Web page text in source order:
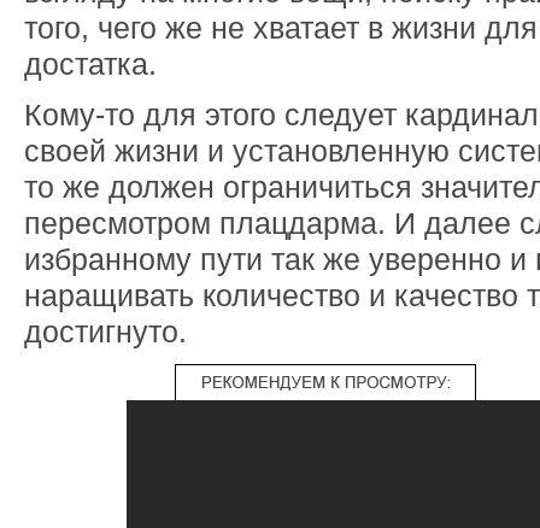
того, чего же не хватает в жизни
достатка.
Кому-то для этого следует
своей жизни и установленную
то же должен ограничиться
пересмотром плацдарма. И далее
избранному пути так же уверенно
наращивать количество и качество
достигнуто.